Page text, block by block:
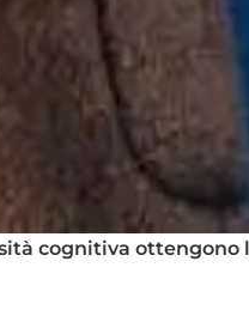
cognitiva